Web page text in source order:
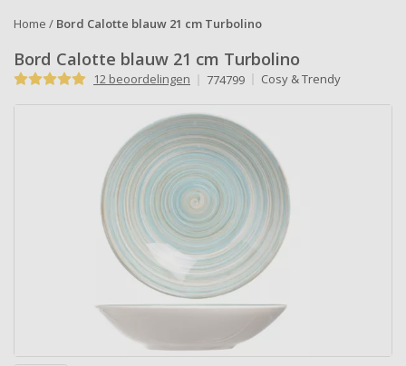
Home / Bord Calotte blauw 21 cm Turbolino
Bord Calotte blauw 21 cm Turbolino
12 beoordelingen 774799 Cosy & Trendy